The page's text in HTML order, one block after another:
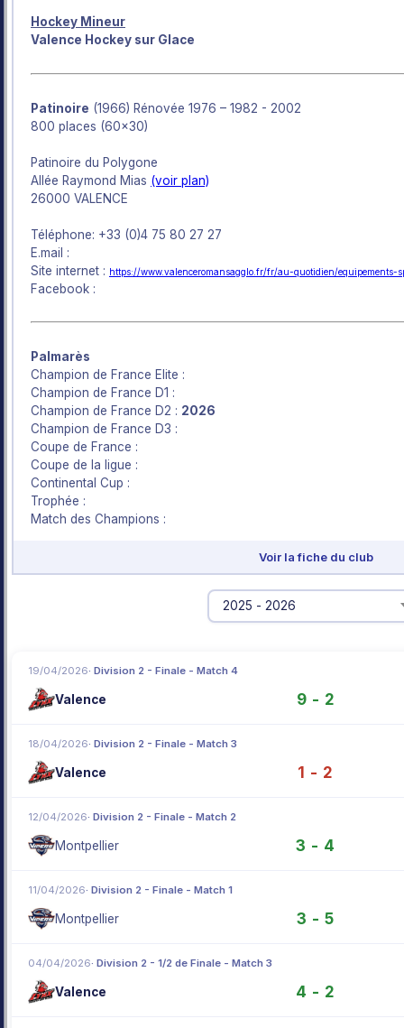
Hockey Mineur
Valence Hockey sur Glace
Patinoire (1966) Rénovée 1976 – 1982 - 2002
800 places (60x30)
Patinoire du Polygone
Allée Raymond Mias (voir plan)
26000 VALENCE
Téléphone: +33 (0)4 75 80 27 27
E.mail :
Site internet : https://www.valenceromansagglo.fr/fr/au-quotidien/equipements-
Facebook :
Palmarès
Champion de France Elite :
Champion de France D1 :
Champion de France D2 : 2026
Champion de France D3 :
Coupe de France :
Coupe de la ligue :
Continental Cup :
Trophée :
Match des Champions :
Voir la fiche du club
19/04/2026· Division 2 - Finale - Match 4
Valence 9 - 2
18/04/2026· Division 2 - Finale - Match 3
Valence 1 - 2
12/04/2026· Division 2 - Finale - Match 2
Montpellier 3 - 4
11/04/2026· Division 2 - Finale - Match 1
Montpellier 3 - 5
04/04/2026· Division 2 - 1/2 de Finale - Match 3
Valence 4 - 2